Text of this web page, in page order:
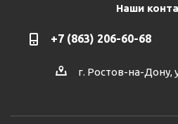
Наши
+7 (863) 206-60-68
г. Ростов-на-Дону,